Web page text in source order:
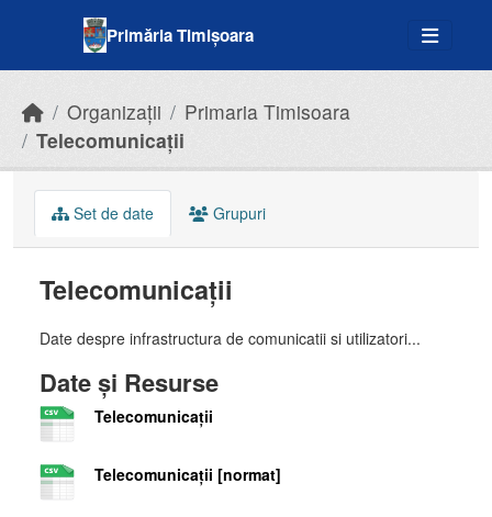
Primăria Timișoara
Organizații
Primaria Timisoara
Telecomunicații
Set de date Grupuri
Telecomunicații
Date despre infrastructura de comunicatii si utilizatori...
Date și Resurse
Telecomunicații
Telecomunicații [normat]